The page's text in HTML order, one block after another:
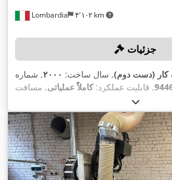
Lombardia ۴٬۱۰۲ km
جزئیات
کار (دست دوم), سال ساخت: ۲۰۰۰, شماره
, قابلیت عملکرد:کاملاً عملیاتی, مسافت
میلی‌متر, مسافت حرکت محور Z:
Numerical Control,